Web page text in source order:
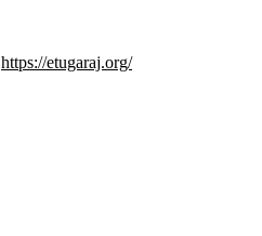
https://etugaraj.org/